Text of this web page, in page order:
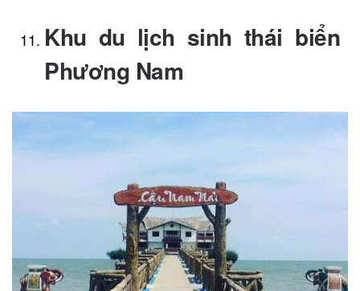
Khu du lịch sinh thái biển
Phương Nam